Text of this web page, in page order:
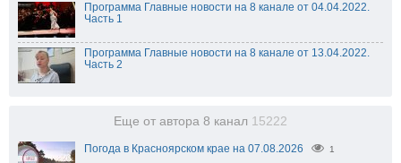
Программа Главные новости на 8 канале от 04.04.2022.
Часть 1
Программа Главные новости на 8 канале от 13.04.2022.
Часть 2
Еще от автора 8 канал 15222
Погода в Красноярском крае на 07.08.2026 1